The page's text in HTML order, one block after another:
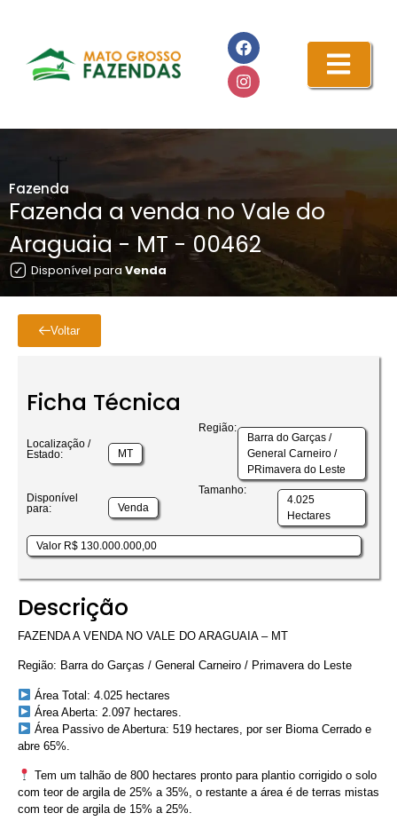
Fazenda
Fazenda a venda no Vale do
Araguaia - MT - 00462
Disponível para Venda
Voltar
Ficha Técnica
Localização /
Estado:
MT
Região:
Barra do Garças /
General Carneiro /
PRimavera do Leste
Disponível
para:
Venda
Tamanho:
4.025
Hectares
Valor R$ 130.000.000,00
Descrição
FAZENDA A VENDA NO VALE DO ARAGUAIA – MT
Região: Barra do Garças / General Carneiro / Primavera do Leste
Área Total: 4.025 hectares
Área Aberta: 2.097 hectares.
Área Passivo de Abertura: 519 hectares, por ser Bioma Cerrado e
abre 65%.
Tem um talhão de 800 hectares pronto para plantio corrigido o solo
com teor de argila de 25% a 35%, o restante a área é de terras mistas
com teor de argila de 15% a 25%.